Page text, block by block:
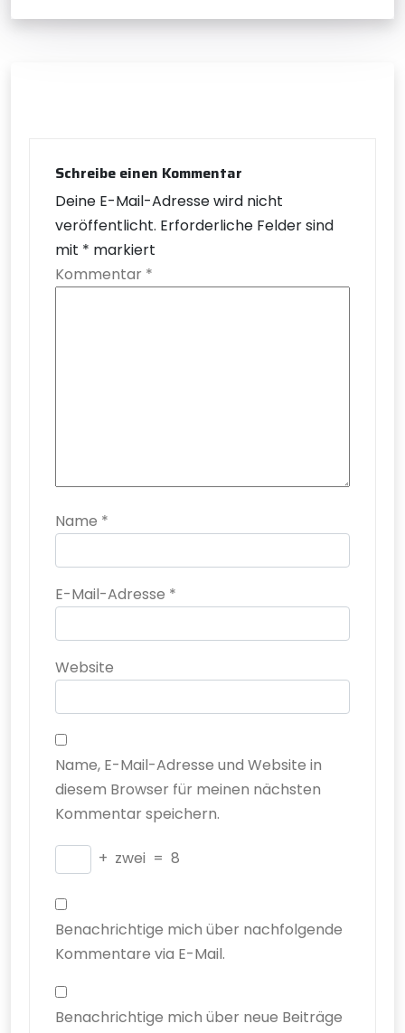
Schreibe einen Kommentar
Deine E-Mail-Adresse wird nicht
veröffentlicht. Erforderliche Felder sind
mit * markiert
Kommentar *
Name *
E-Mail-Adresse *
Website
Name, E-Mail-Adresse und Website in
diesem Browser für meinen nächsten
Kommentar speichern.
+ zwei = 8
Benachrichtige mich über nachfolgende
Kommentare via E-Mail.
Benachrichtige mich über neue Beiträge